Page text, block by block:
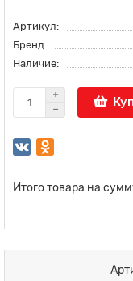
Артикул:
Бренд:
Наличие:
Итого товара на